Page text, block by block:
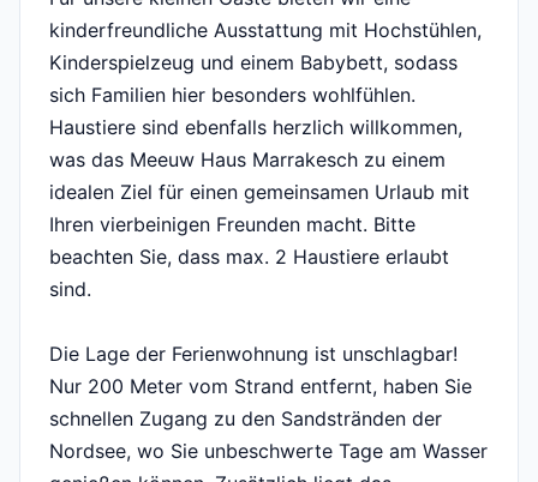
kinderfreundliche Ausstattung mit Hochstühlen,
Kinderspielzeug und einem Babybett, sodass
sich Familien hier besonders wohlfühlen.
Haustiere sind ebenfalls herzlich willkommen,
was das Meeuw Haus Marrakesch zu einem
idealen Ziel für einen gemeinsamen Urlaub mit
Ihren vierbeinigen Freunden macht. Bitte
beachten Sie, dass max. 2 Haustiere erlaubt
sind.
Die Lage der Ferienwohnung ist unschlagbar!
Nur 200 Meter vom Strand entfernt, haben Sie
schnellen Zugang zu den Sandstränden der
Nordsee, wo Sie unbeschwerte Tage am Wasser